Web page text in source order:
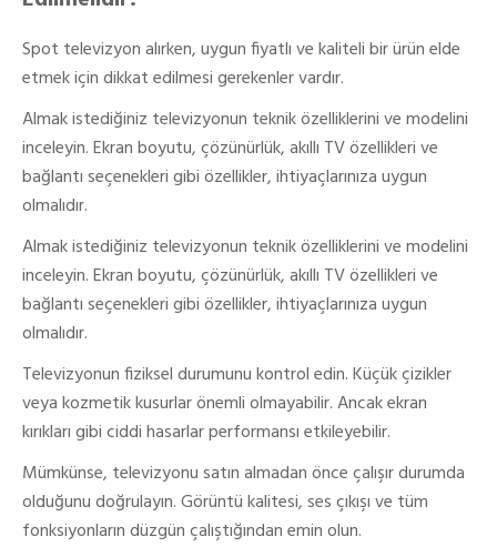
Spot televizyon alırken, uygun fiyatlı ve kaliteli bir ürün elde
etmek için dikkat edilmesi gerekenler vardır.
Almak istediğiniz televizyonun teknik özelliklerini ve modelini
inceleyin. Ekran boyutu, çözünürlük, akıllı TV özellikleri ve
bağlantı seçenekleri gibi özellikler, ihtiyaçlarınıza uygun
olmalıdır.
Almak istediğiniz televizyonun teknik özelliklerini ve modelini
inceleyin. Ekran boyutu, çözünürlük, akıllı TV özellikleri ve
bağlantı seçenekleri gibi özellikler, ihtiyaçlarınıza uygun
olmalıdır.
Televizyonun fiziksel durumunu kontrol edin. Küçük çizikler
veya kozmetik kusurlar önemli olmayabilir. Ancak ekran
kırıkları gibi ciddi hasarlar performansı etkileyebilir.
Mümkünse, televizyonu satın almadan önce çalışır durumda
olduğunu doğrulayın. Görüntü kalitesi, ses çıkışı ve tüm
fonksiyonların düzgün çalıştığından emin olun.